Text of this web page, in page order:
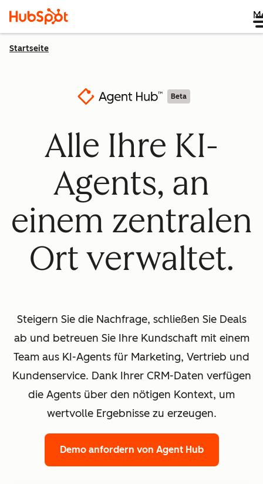
Startseite
Beta
Alle Ihre KI-
Agents, an
einem zentralen
Ort verwaltet.
Steigern Sie die Nachfrage, schließen Sie Deals
ab und betreuen Sie Ihre Kundschaft mit einem
Team aus KI-Agents für Marketing, Vertrieb und
Kundenservice. Dank Ihrer CRM-Daten verfügen
die Agents über den nötigen Kontext, um
wertvolle Ergebnisse zu erzeugen.
Demo anfordern von Agent Hub